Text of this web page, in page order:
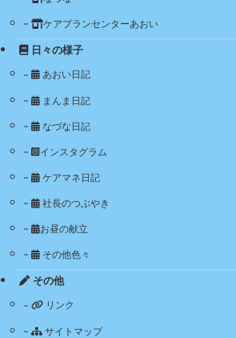
ケアプランセンターあおい
日々の様子
あおい日記
まんま日記
なづな日記
インスタグラム
ケアマネ日記
社長のつぶやき
お昼の献立
その他色々
その他
リンク
サイトマップ